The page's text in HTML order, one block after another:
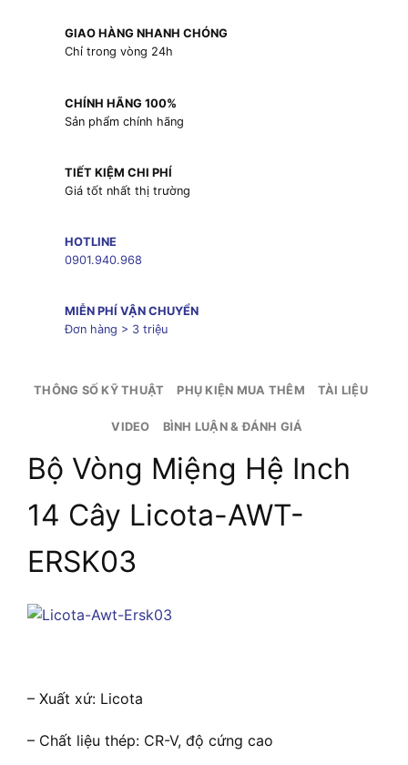
GIAO HÀNG NHANH CHÓNG
Chỉ trong vòng 24h
CHÍNH HÃNG 100%
Sản phẩm chính hãng
TIẾT KIỆM CHI PHÍ
Giá tốt nhất thị trường
HOTLINE
0901.940.968
MIỄN PHÍ VẬN CHUYỂN
Đơn hàng > 3 triệu
THÔNG SỐ KỸ THUẬT PHỤ KIỆN MUA THÊM TÀI LIỆU
VIDEO BÌNH LUẬN & ĐÁNH GIÁ
Bộ Vòng Miệng Hệ Inch
14 Cây Licota-AWT-
ERSK03
– Xuất xứ: Licota
– Chất liệu thép: CR-V, độ cứng cao